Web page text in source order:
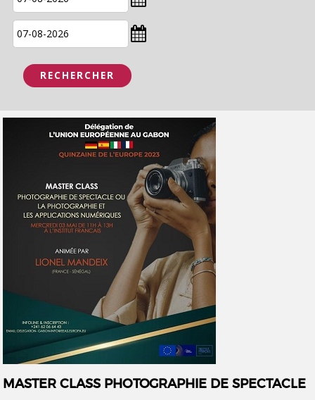
MASTER CLASS PHOTOGRAPHIE DE SPECTACLE